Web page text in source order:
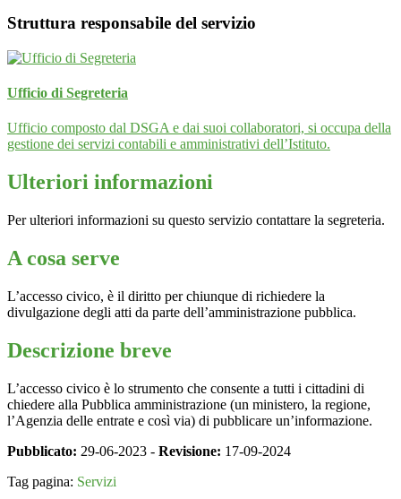
Struttura responsabile del servizio
Ufficio di Segreteria
Ufficio composto dal DSGA e dai suoi collaboratori, si occupa della
gestione dei servizi contabili e amministrativi dell’Istituto.
Ulteriori informazioni
Per ulteriori informazioni su questo servizio contattare la segreteria.
A cosa serve
L’accesso civico, è il diritto per chiunque di richiedere la
divulgazione degli atti da parte dell’amministrazione pubblica.
Descrizione breve
L’accesso civico è lo strumento che consente a tutti i cittadini di
chiedere alla Pubblica amministrazione (un ministero, la regione,
l’Agenzia delle entrate e così via) di pubblicare un’informazione.
Pubblicato: 29-06-2023 - Revisione: 17-09-2024
Tag pagina: Servizi